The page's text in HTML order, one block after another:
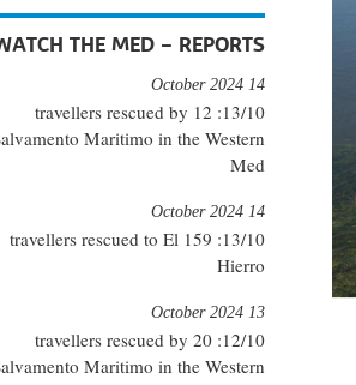
THE MED – REPORTS
13/10: 12 travellers rescued by
Maritimo in the Western
Med
14 October 2024
13/10: 159 travellers rescued to El
Hierro
14 October 2024
12/10: 20 travellers rescued by
Maritimo in the Western
13 October 2024